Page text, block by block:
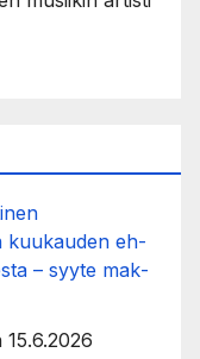
kuu­kau­den eh­
– syyte mak­